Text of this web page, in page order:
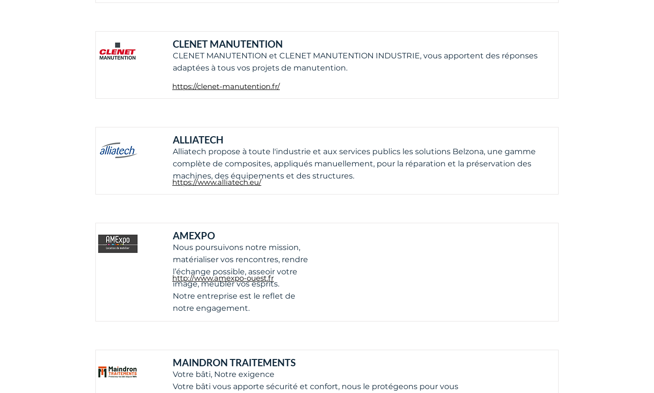
CLENET MANUTENTION
CLENET MANUTENTION et CLENET MANUTENTION INDUSTRIE, vous apportent des réponses
adaptées à tous vos projets de manutention.
https://clenet-manutention.fr/
ALLIATECH
Alliatech propose à toute l'industrie et aux services publics les solutions Belzona, une gamme
complète de composites, appliqués manuellement, pour la réparation et la préservation des
machines, des équipements et des structures.
https://www.alliatech.eu/
AMEXPO
Nous poursuivons notre mission,
matérialiser vos rencontres, rendre
l’échange possible, asseoir votre
image, meubler vos esprits.
Notre entreprise est le reflet de
notre engagement.
http://www.amexpo-ouest.fr
MAINDRON TRAITEMENTS
Votre bâti, Notre exigence
Votre bâti vous apporte sécurité et confort, nous le protégeons pour vous